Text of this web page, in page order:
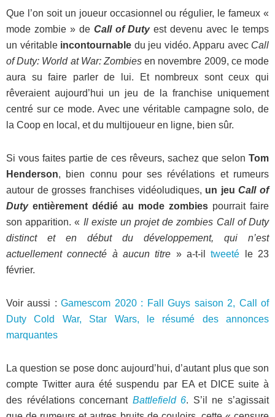
Que l’on soit un joueur occasionnel ou régulier, le fameux «
mode zombie » de Call of Duty est devenu avec le temps
un véritable incontournable du jeu vidéo. Apparu avec Call
of Duty: World at War: Zombies en novembre 2009, ce mode
aura su faire parler de lui. Et nombreux sont ceux qui
rêveraient aujourd’hui un jeu de la franchise uniquement
centré sur ce mode. Avec une véritable campagne solo, de
la Coop en local, et du multijoueur en ligne, bien sûr.
Si vous faites partie de ces rêveurs, sachez que selon Tom
Henderson, bien connu pour ses révélations et rumeurs
autour de grosses franchises vidéoludiques, un jeu Call of
Dutyentièrement dédié au mode zombies pourrait faire
son apparition. « Il existe un projet de zombies Call of Duty
distinct et en début du développement, qui n’est
actuellement connecté à aucun titre » a-t-iltweeté le 23
février.
Voir aussi :Gamescom 2020 : Fall Guys saison 2, Call of
Duty Cold War, Star Wars, le résumé des annonces
marquantes
La question se pose donc aujourd’hui, d’autant plus que son
compte Twitter aura été suspendu par EA et DICE suite à
des révélations concernant Battlefield 6. S’il ne s’agissait